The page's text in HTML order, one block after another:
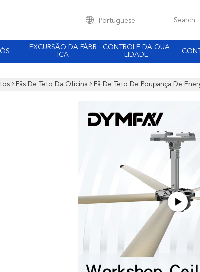
Portuguese
EXCURSÃO DA FÁBR
ICA
CONTROLE DA QUA
LIDADE
Fãs De Teto Da Oficina Fã De Teto De Poupança De